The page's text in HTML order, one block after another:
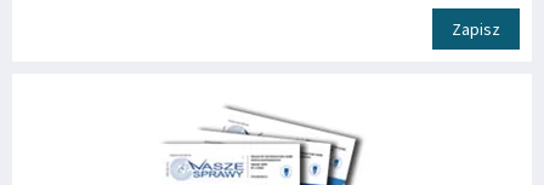
Zapisz